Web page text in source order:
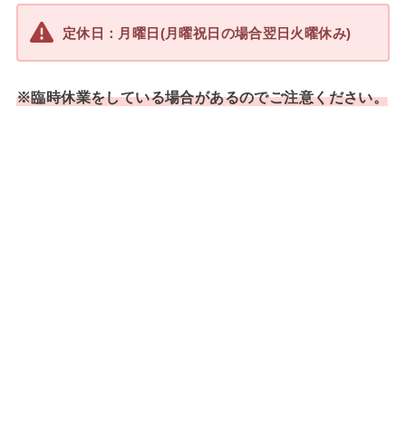
定休日：月曜日(月曜祝日の場合翌日火曜休み)
※臨時休業をしている場合があるのでご注意ください。